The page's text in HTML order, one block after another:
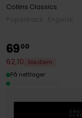
Collins Classics
6900
62,10
Medlem
På nettlager